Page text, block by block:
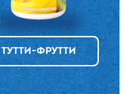
ТУТТИ-ФРУТТИ